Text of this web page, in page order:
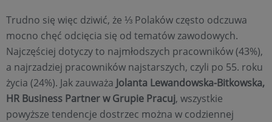
Trudno się więc dziwić, że ⅓ Polaków często odczuwa
mocno chęć odcięcia się od tematów zawodowych.
Najczęściej dotyczy to najmłodszych pracowników (43%),
a najrzadziej pracowników najstarszych, czyli po 55. roku
życia (24%). Jak zauważa Jolanta Lewandowska-Bitkowska,
HR Business Partnerw Grupie Pracuj, wszystkie
powyższe tendencje dostrzec można w codziennej